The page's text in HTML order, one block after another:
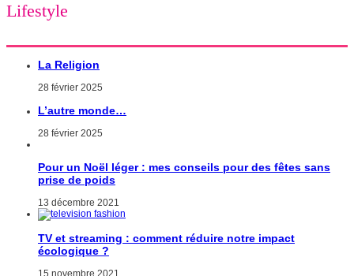
Lifestyle
La Religion
28 février 2025
L’autre monde…
28 février 2025
Pour un Noël léger : mes conseils pour des fêtes sans
prise de poids
13 décembre 2021
TV et streaming : comment réduire notre impact
écologique ?
15 novembre 2021